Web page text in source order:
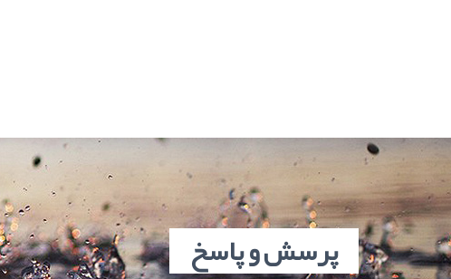
پرسش و پاسخ